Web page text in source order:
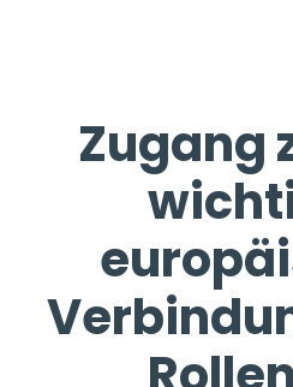
Zugang